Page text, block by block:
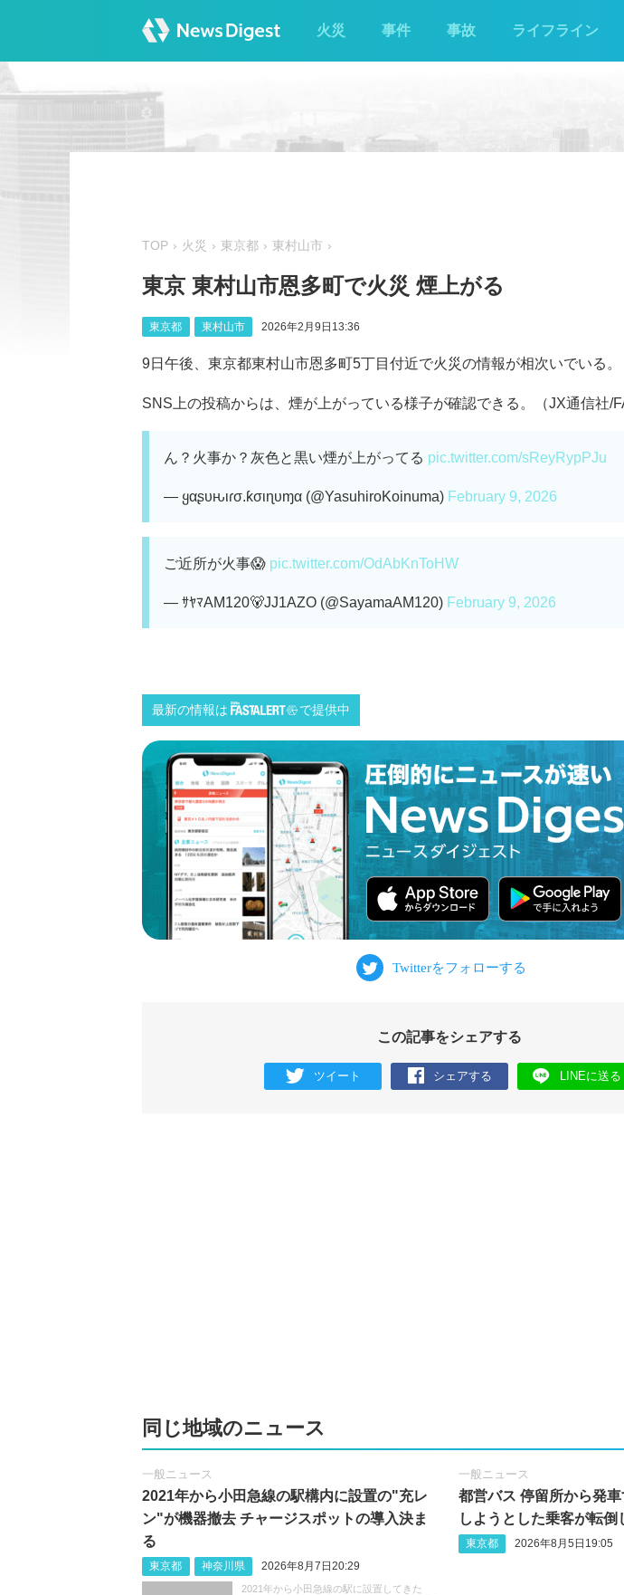
火災 事件 事故 ライフライン
TOP 火災 東京都 東村山市
東京 東村山市恩多町で火災 煙上がる
東京都 東村山市 2026年2月9日13:36
9日午後、東京都東村山市恩多町5丁目付近で火災の情報が相次いでいる。
SNS上の投稿からは、煙が上がっている様子が確認できる。（JX通信社/
ん？火事か？灰色と黒い煙が上がってる pic.twitter.com/sReyRypPJu
— ყαʂυԋιɾσ.ƙσιɳυɱα (@YasuhiroKoinuma) February 9, 2026
ご近所が火事😱 pic.twitter.com/OdAbKnToHW
— ｻﾔﾏAM120🐻JJ1AZO (@SayamaAM120) February 9, 2026
最新の情報は で提供中
この記事をシェアする
ツイート シェアする LINEに送る
同じ地域のニュース
一般ニュース
2021年から小田急線の駅構内に設置の"充レ
ン"が機器撤去 チャージスポットの導入決ま
る
東京都 神奈川県 2026年8月7日20:29
2021年から小田急線の駅に設置してきた
一般ニュース
都営バス 停留所から発
しようとした乗客が転倒
東京都 2026年8月5日19:05